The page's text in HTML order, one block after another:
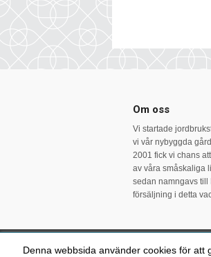
Denna webbsida använder cookies för att
Om oss
Vi startade
vi vår nybyggda
2001 fick vi chans
av våra småskaliga
sedan namngavs
försäljning i detta